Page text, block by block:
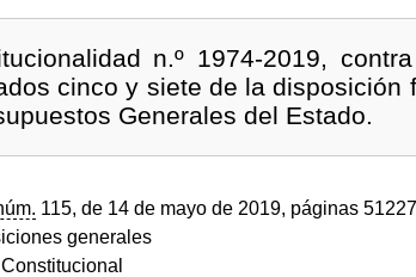
n.º 1974-2019,
cinco y siete de la disposición
Generales del Estado.
115, de 14 de mayo de 2019, páginas
generales